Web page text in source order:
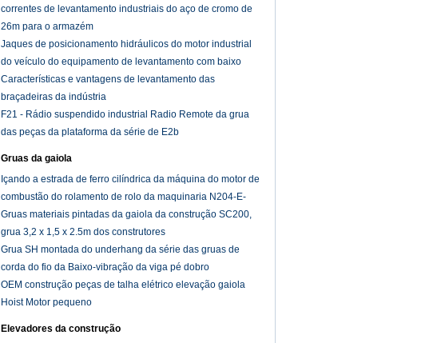
correntes de levantamento industriais do aço de cromo de
26m para o armazém
Jaques de posicionamento hidráulicos do motor industrial
do veículo do equipamento de levantamento com baixo
preço e o qualiaty alto
Características e vantagens de levantamento das
braçadeiras da indústria
F21 - Rádio suspendido industrial Radio Remote da grua
das peças da plataforma da série de E2b
Gruas da gaiola
Içando a estrada de ferro cilíndrica da máquina do motor de
combustão do rolamento de rolo da maquinaria N204-E-
TVP2
Gruas materiais pintadas da gaiola da construção SC200,
grua 3,2 x 1,5 x 2.5m dos construtores
Grua SH montada do underhang da série das gruas de
corda do fio da Baixo-vibração da viga pé dobro
OEM construção peças de talha elétrico elevação gaiola
Hoist Motor pequeno
Elevadores da construção